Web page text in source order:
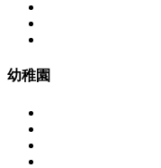
幼稚園